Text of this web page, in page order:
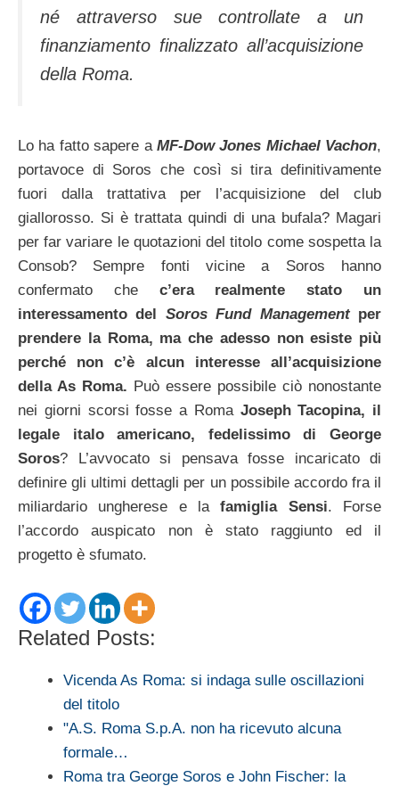
né attraverso sue controllate a un
finanziamento finalizzato all’acquisizione
della Roma.
Lo ha fatto sapere aMF-Dow Jones Michael Vachon,
portavoce di Soros che così si tira definitivamente
fuori dalla trattativa per l’acquisizione del club
giallorosso. Si è trattata quindi di una bufala? Magari
per far variare le quotazioni del titolo come sospetta la
Consob? Sempre fonti vicine a Soros hanno
confermato chec’era realmente stato un
interessamento del Soros Fund Management per
prendere la Roma, ma che adesso non esiste più
perché non c’è alcun interesse all’acquisizione
della As Roma. Può essere possibile ciò nonostante
nei giorni scorsi fosse a Roma Joseph Tacopina, il
legale italo americano, fedelissimo di George
Soros? L’avvocato si pensava fosse incaricato di
definire gli ultimi dettagli per un possibile accordo fra il
miliardario ungherese e lafamiglia Sensi. Forse
l’accordo auspicato non è stato raggiunto ed il
progetto è sfumato.
Related Posts:
Vicenda As Roma: si indaga sulle oscillazioni
del titolo
"A.S. Roma S.p.A. non ha ricevuto alcuna
formale…
Roma tra George Soros e John Fischer: la